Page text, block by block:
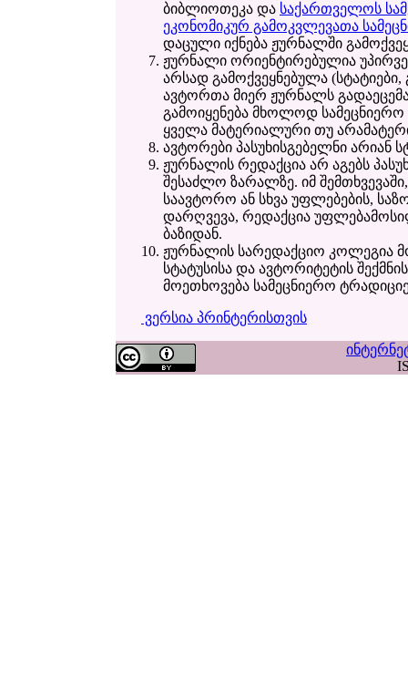
ბიბლიოთეკა და საქართველოს
ეკონომიკურ გამოკვლევათა
დაცული იქნება ჟურნალში
ჟურნალი ორიენტირებულია
არსად გამოქვეყნებულა
ავტორთა მიერ ჟურნალს
გამოიყენება მხოლოდ სამეცნიერო
ყველა მატერიალური თუ
ავტორები პასუხისგებელნი არიან
ჟურნალის რედაქცია არ აგებს
შესაძლო ზარალზე. იმ
საავტორო ან სხვა უფლებების,
დარღვევა, რედაქცია
ბაზიდან.
ჟურნალის სარედაქციო კოლეგია
სტატუსისა და ავტორიტეტის
მოეთხოვება სამეცნიერო
ვერსია პრინტერისთვის